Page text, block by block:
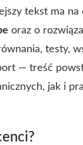
tekst ma
oraz o
testy,
— treść
jak i